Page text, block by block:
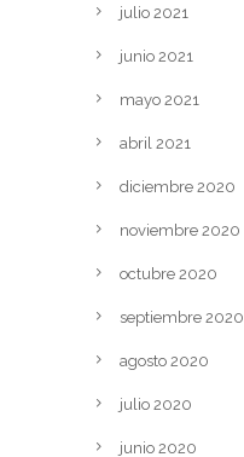
julio 2021
junio 2021
mayo 2021
abril 2021
diciembre 2020
noviembre 2020
octubre 2020
septiembre 2020
agosto 2020
julio 2020
junio 2020